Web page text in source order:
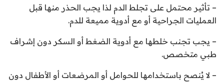
– تأثير محتمل على تجلط الدم لذا يجب الحذر منها قبل
العمليات الجراحية أو مع أدوية مميعة للدم.
– يجب تجنب خلطها مع أدوية الضغط أو السكر دون إشراف
طبي متخصص.
– لا يُنصح باستخدامها للحوامل أو المرضعات أو الأطفال دون